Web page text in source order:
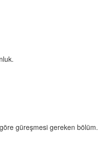
güreşmesi gereken bölüm.